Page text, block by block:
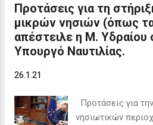
και τα πέντε που
Λευκάδας, Ιθάκης,
θα δημιουργήσουν
Υδατοδρομίων στο
Προτάσεις για τη
μικρών νησιών (όπως
απέστειλε η Μ. Υδραίου
Υπουργό Ναυτιλίας.
26.1.21
Προτάσεις για
νησιωτικών